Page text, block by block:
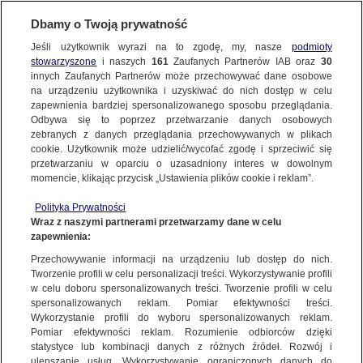
SUBSKRYBUJ
Daria Górka
Dziennikarka TVN
ABWAdam BodnarAdam NiedzielskiAdam Szłapka
Administracja Donalda Trumpa
Więcej
Dbamy o Twoją prywatność
Jeśli użytkownik wyrazi na to zgodę, my, nasze podmioty
stowarzyszone i naszych 161Zaufanych Partnerów IAB oraz 30
innych Zaufanych Partnerów może przechowywać dane osobowe
na urządzeniu użytkownika i uzyskiwać do nich dostęp w celu
zapewnienia bardziej spersonalizowanego sposobu przeglądania.
Odbywa się to poprzez przetwarzanie danych osobowych
zebranych z danych przeglądania przechowywanych w plikach
cookie. Użytkownik może udzielić/wycofać zgodę i sprzeciwić się
przetwarzaniu w oparciu o uzasadniony interes w dowolnym
momencie, klikając przycisk „Ustawienia plików cookie i reklam”.
Polityka Prywatności
Wraz z naszymi partnerami przetwarzamy dane w celu
zapewnienia:
Przechowywanie informacji na urządzeniu lub dostęp do nich.
Tworzenie profili w celu personalizacji treści. Wykorzystywanie profili
w celu doboru spersonalizowanych treści. Tworzenie profili w celu
spersonalizowanych reklam. Pomiar efektywności treści.
Wykorzystanie profili do wyboru spersonalizowanych reklam.
Pomiar efektywności reklam. Rozumienie odbiorców dzięki
statystyce lub kombinacji danych z różnych źródeł. Rozwój i